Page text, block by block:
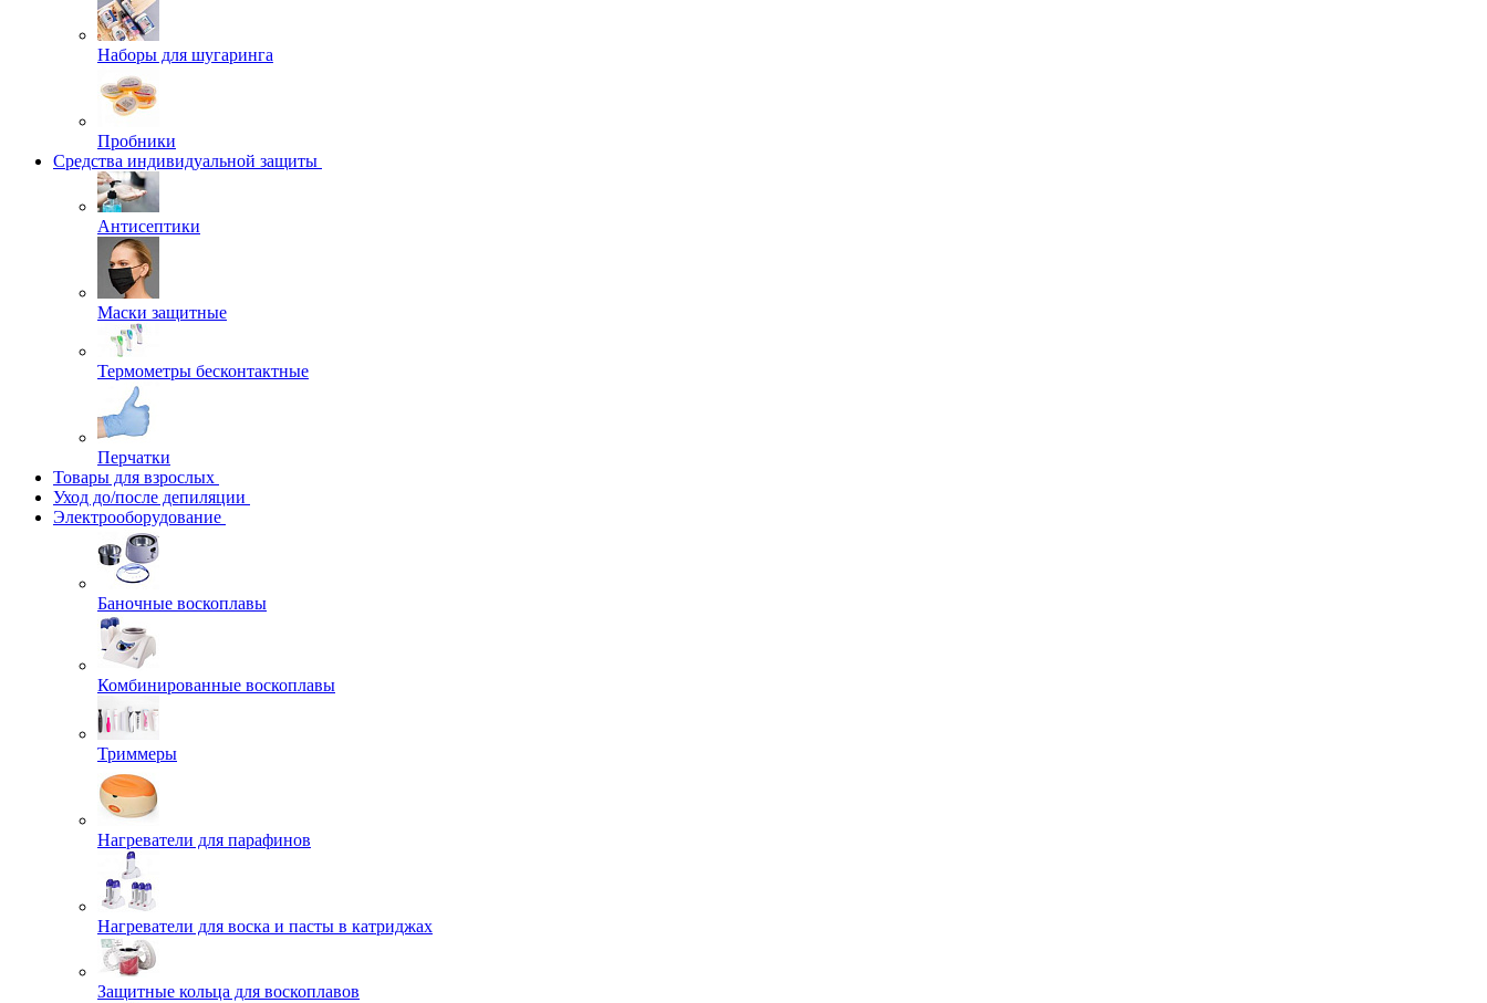
Наборы для шугаринга
Пробники
Средства индивидуальной защиты
Антисептики
Маски защитные
Термометры бесконтактные
Перчатки
Товары для взрослых
Уход до/после депиляции
Электрооборудование
Баночные воскоплавы
Комбинированные воскоплавы
Триммеры
Нагреватели для парафинов
Нагреватели для воска и пасты в катриджах
Защитные кольца для воскоплавов